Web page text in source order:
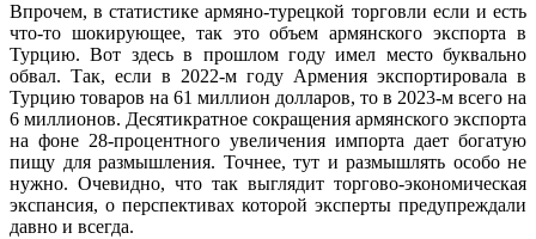
Впрочем, в статистике армяно-турецкой торговли если и есть
что-то шокирующее, так это объем армянского экспорта в
Турцию. Вот здесь в прошлом году имел место буквально
обвал. Так, если в 2022-м году Армения экспортировала в
Турцию товаров на 61 миллион долларов, то в 2023-м всего на
6 миллионов. Десятикратное сокращения армянского экспорта
на фоне 28-процентного увеличения импорта дает богатую
пищу для размышления. Точнее, тут и размышлять особо не
нужно. Очевидно, что так выглядит торгово-экономическая
экспансия, о перспективах которой эксперты предупреждали
давно и всегда.